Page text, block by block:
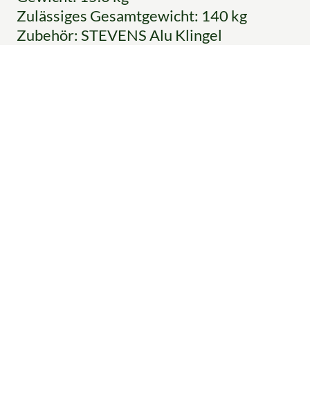
Zulässiges Gesamtgewicht: 140 kg
Zubehör: STEVENS Alu Klingel